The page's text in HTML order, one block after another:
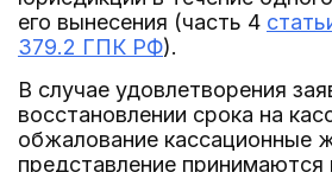
его вынесения (часть 4
379.2 ГПК РФ).
В случае удовлетворения
восстановлении срока на
обжалование кассационные
представление принимаются